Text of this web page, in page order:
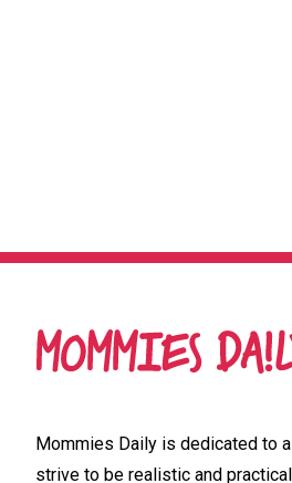
Mommies Daily is dedicated to
strive to be realistic and